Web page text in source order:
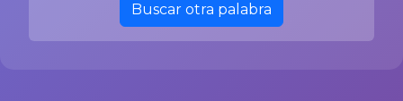
Buscar otra palabra